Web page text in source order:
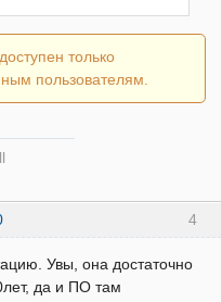
только
пользователям.
4
Увы, она достаточно
да и ПО там